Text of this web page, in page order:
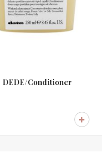
DEDE/Conditioner